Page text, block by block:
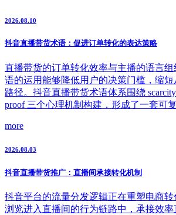
2026.08.10
抖音直播带货术语：促进订单转化的表达策略
直播带货的订单转化效率与主播的语言
语的运用能够降低用户的决策门槛，缩
路径。抖音直播带货术语体系围绕 scarcity
proof 三个心理机制构建，形成了一套可
more
2026.08.03
抖音直播带货推广：直播间承接转化机制
抖音平台的流量分发逻辑正在重塑电商
浏览进入直播间的行为链路中，承接效